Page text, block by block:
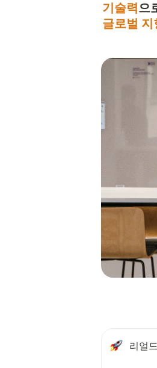
기술력으
글로벌 지
리얼